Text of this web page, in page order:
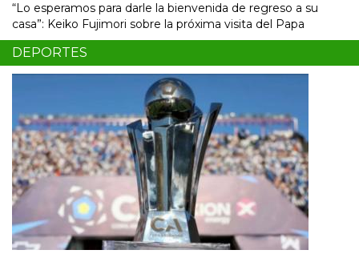
“Lo esperamos para darle la bienvenida de regreso a su
casa”: Keiko Fujimori sobre la próxima visita del Papa
DEPORTES